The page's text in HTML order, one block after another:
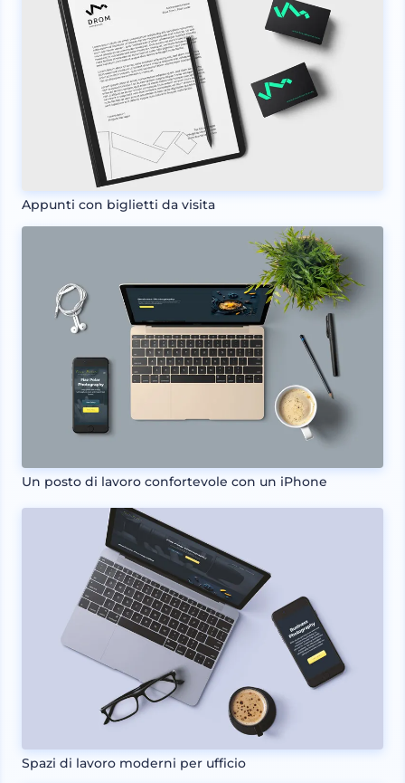
Appunti con biglietti da visita
Un posto di lavoro confortevole con un iPhone
Spazi di lavoro moderni per ufficio